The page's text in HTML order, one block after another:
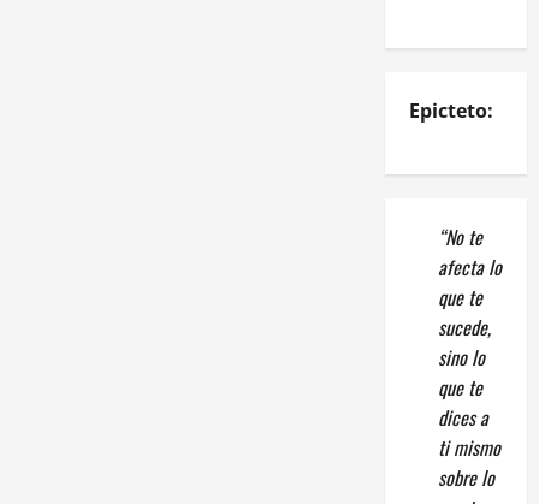
Epicteto:
“No te
afecta lo
que te
sucede,
sino lo
que te
dices a
ti mismo
sobre lo